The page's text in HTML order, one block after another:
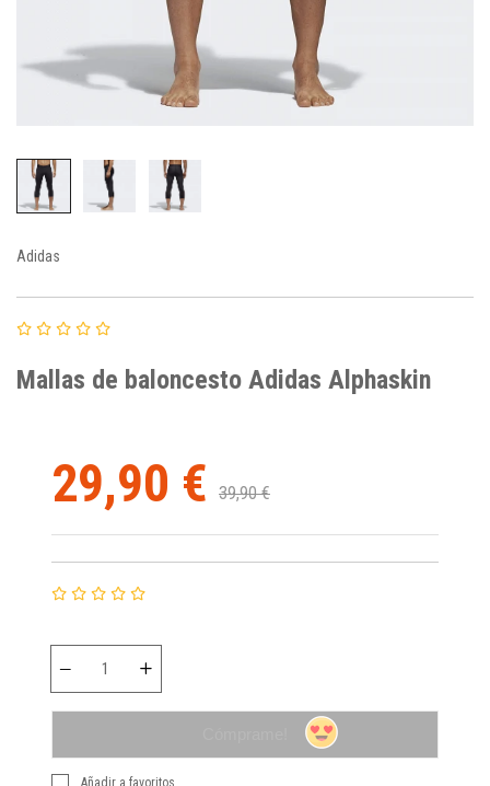
Adidas
Mallas de baloncesto Adidas Alphaskin
29,90 € 39,90 €
Añadir a favoritos